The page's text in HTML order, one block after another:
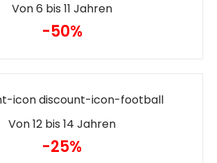
Von 6 bis 11 Jahren
-50%
icon discount-icon-football
Von 12 bis 14 Jahren
-25%